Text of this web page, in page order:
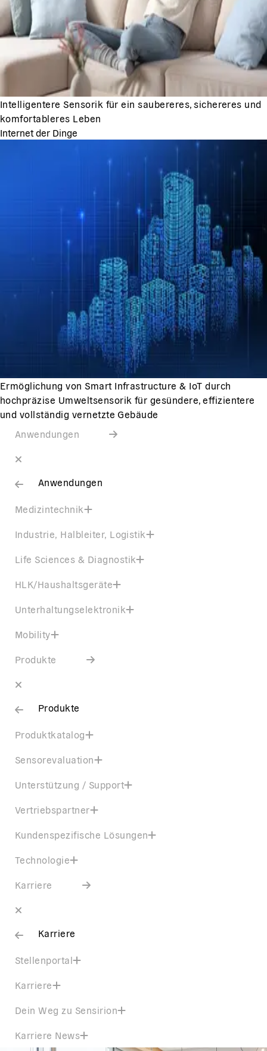
Intelligentere Sensorik für ein saubereres, sichereres und
komfortableres Leben
Internet der Dinge
Ermöglichung von Smart Infrastructure & IoT durch
hochpräzise Umweltsensorik für gesündere, effizientere
und vollständig vernetzte Gebäude
Anwendungen
Anwendungen
Medizintechnik
Industrie, Halbleiter, Logistik
Life Sciences & Diagnostik
HLK/Haushaltsgeräte
Unterhaltungselektronik
Mobility
Produkte
Produkte
Produktkatalog
Sensorevaluation
Unterstützung / Support
Vertriebspartner
Kundenspezifische Lösungen
Technologie
Karriere
Karriere
Stellenportal
Karriere
Dein Weg zu Sensirion
Karriere News